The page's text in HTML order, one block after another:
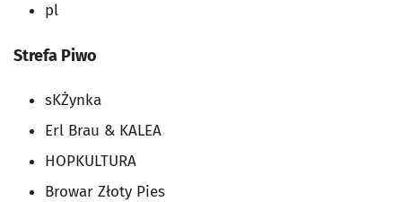
pl
Strefa Piwo
sKŻynka
Erl Brau & KALEA
HOPKULTURA
Browar Złoty Pies